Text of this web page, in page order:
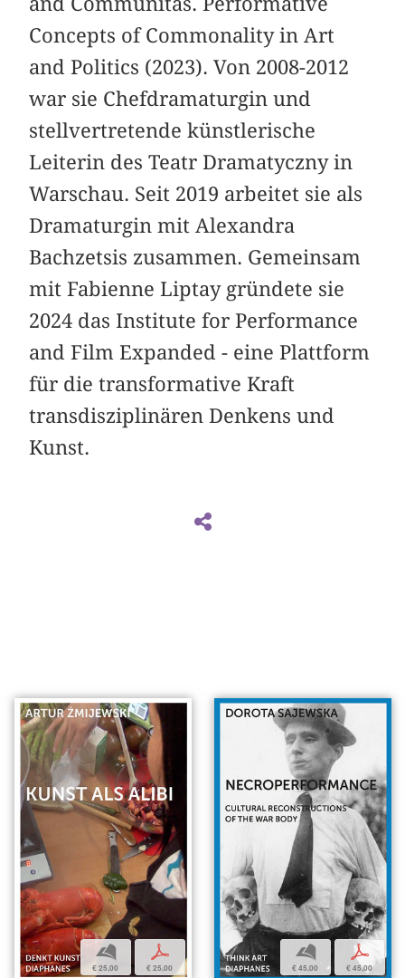
Concepts of Commonality in Art
and Politics (2023). Von 2008-2012
war sie Chefdramaturgin und
stellvertretende künstlerische
Leiterin des Teatr Dramatyczny in
Warschau. Seit 2019 arbeitet sie als
Dramaturgin mit Alexandra
Bachzetsis zusammen. Gemeinsam
mit Fabienne Liptay gründete sie
2024 das Institute for Performance
and Film Expanded - eine Plattform
für die transformative Kraft
transdisziplinären Denkens und
Kunst.
b
€ 25,00
p
€ 25,00
b
€ 45,00
p
€ 45,00